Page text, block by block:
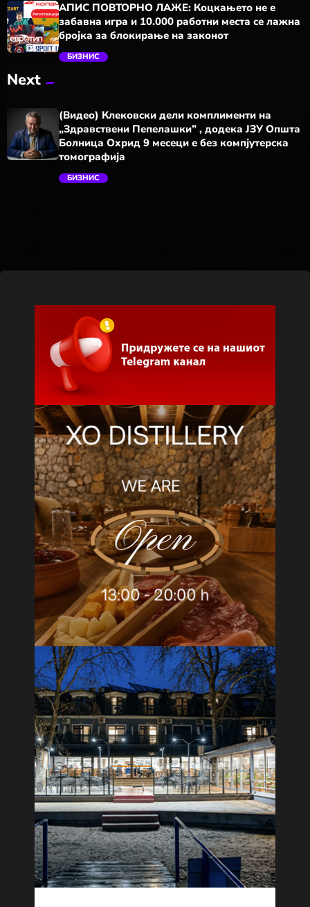
АПИС ПОВТОРНО ЛАЖЕ: Коцкањето не е
забавна игра и 10.000 работни места се лажна
бројка за блокирање на законот
БИЗНИС
Next
(Видео) Клековски дели комплименти на
„Здравствени Пепелашки” , додека ЈЗУ Општа
Болница Охрид 9 месеци е без компјутерска
томографија
БИЗНИС